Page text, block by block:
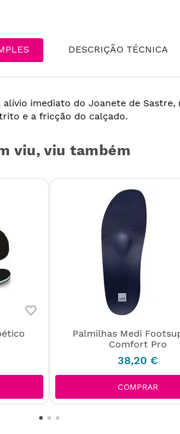
DESCRIÇÃO TÉCNICA
imediato do Joanete de Sastre,
e a fricção do calçado.
viu, viu também
Palmilhas Medi
Comfort Pro
38,20 €
COMPRAR